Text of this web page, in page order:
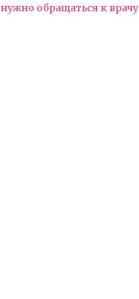
нужно обращаться к врачу